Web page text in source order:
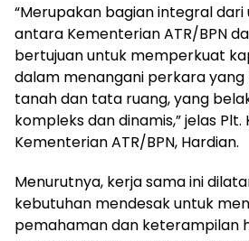
“Merupakan bagian integral
antara Kementerian ATR/BPN
bertujuan untuk memperkuat
dalam menangani perkara
tanah dan tata ruang, yang
kompleks dan dinamis,” jelas Plt.
Kementerian ATR/BPN, Hardian.
Menurutnya, kerja sama ini
kebutuhan mendesak untuk
pemahaman dan keterampilan